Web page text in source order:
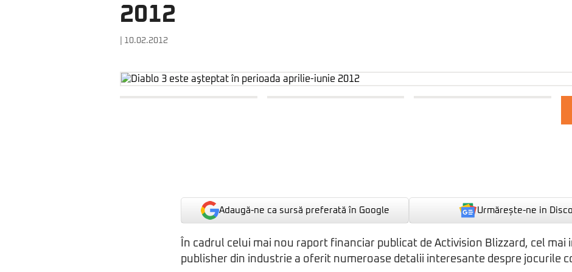
2012
| 10.02.2012
Adaugă-ne ca sursă preferată în Google Urmărește-ne in
În cadrul celui mai nou raport financiar publicat de Activision Blizzard, cel mai
publisher din industrie a oferit numeroase detalii interesante despre jocurile